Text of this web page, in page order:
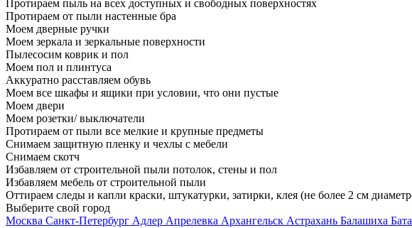
Протираем пыль на всех доступных и свободных поверхностях
Протираем от пыли настенные бра
Моем дверные ручки
Моем зеркала и зеркальные поверхности
Пылесосим коврик и пол
Моем пол и плинтуса
Аккуратно расставляем обувь
Моем все шкафы и ящики при условии, что они пустые
Моем двери
Моем розетки/ выключатели
Протираем от пыли все мелкие и крупные предметы
Снимаем защитную пленку и чехлы с мебели
Снимаем скотч
Избавляем от строительной пыли потолок, стены и пол
Избавляем мебель от строительной пыли
Оттираем следы и капли краски, штукатурки, затирки, клея (не более 2 см
Выберите свой город
Москва Санкт-Петербург Адлер Апрелевка Архангельск Астрахань Балашиха